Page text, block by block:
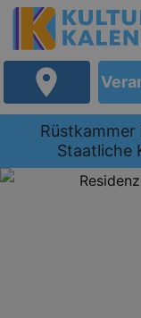
Staatliche